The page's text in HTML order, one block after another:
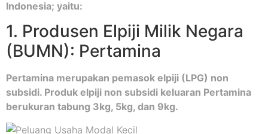
Indonesia; yaitu:
1. Produsen Elpiji Milik Negara
(BUMN): Pertamina
Pertamina merupakan pemasok elpiji (LPG) non
subsidi. Produk elpiji non subsidi keluaran Pertamina
berukuran tabung 3kg, 5kg, dan 9kg.